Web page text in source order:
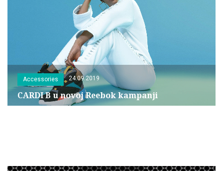
Accessories 24.09.2019
CARDI B u novoj Reebok kampanji